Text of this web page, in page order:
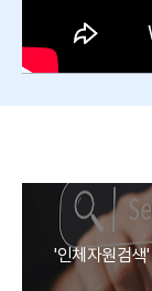
'인체자원검색